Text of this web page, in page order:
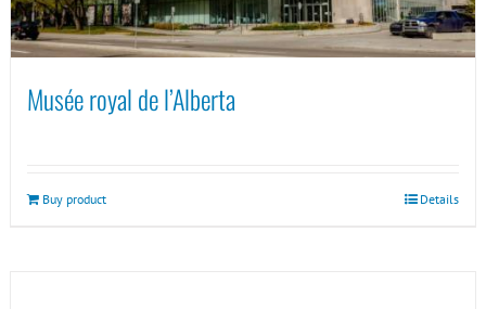
Musée royal de l’Alberta
Buy product Details